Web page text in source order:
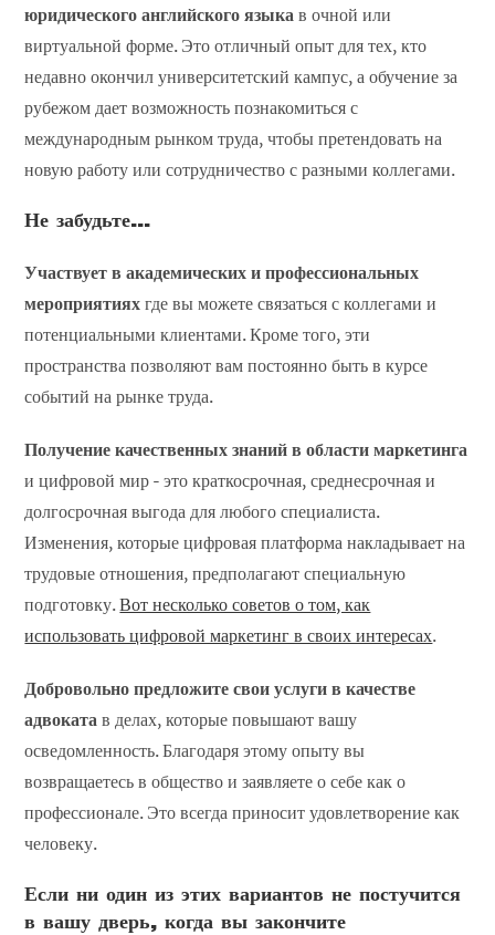
юридического английского языкав очной или
виртуальной форме. Это отличный опыт для тех, кто
недавно окончил университетский кампус, а обучение за
рубежом дает возможность познакомиться с
международным рынком труда, чтобы претендовать на
новую работу или сотрудничество с разными коллегами.
Не забудьте...
Участвует в академических и профессиональных
мероприятияхгде вы можете связаться с коллегами и
потенциальными клиентами. Кроме того, эти
пространства позволяют вам постоянно быть в курсе
событий на рынке труда.
Получение качественных знаний в области маркетинга
и цифровой мир - это краткосрочная, среднесрочная и
долгосрочная выгода для любого специалиста.
Изменения, которые цифровая платформа накладывает на
трудовые отношения, предполагают специальную
подготовку.Вот несколько советов о том, как
использовать цифровой маркетинг в своих интересах.
Добровольно предложите свои услуги в качестве
адвокатав делах, которые повышают вашу
осведомленность. Благодаря этому опыту вы
возвращаетесь в общество и заявляете о себе как о
профессионале. Это всегда приносит удовлетворение как
человеку.
Если ни один из этих вариантов не постучится
в вашу дверь, когда вы закончите